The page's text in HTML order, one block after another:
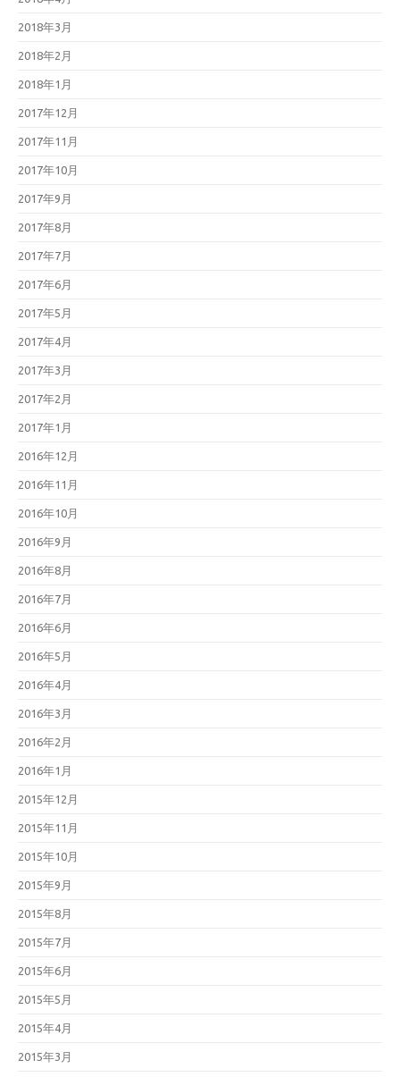
2018年3月
2018年2月
2018年1月
2017年12月
2017年11月
2017年10月
2017年9月
2017年8月
2017年7月
2017年6月
2017年5月
2017年4月
2017年3月
2017年2月
2017年1月
2016年12月
2016年11月
2016年10月
2016年9月
2016年8月
2016年7月
2016年6月
2016年5月
2016年4月
2016年3月
2016年2月
2016年1月
2015年12月
2015年11月
2015年10月
2015年9月
2015年8月
2015年7月
2015年6月
2015年5月
2015年4月
2015年3月